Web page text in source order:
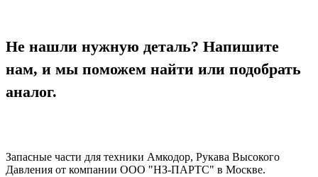
Не нашли нужную деталь? Напишите
нам, и мы поможем найти или подобрать
аналог.
Запасные части для техники Амкодор, Рукава Высокого
Давления от компании ООО "НЗ-ПАРТС" в Москве.